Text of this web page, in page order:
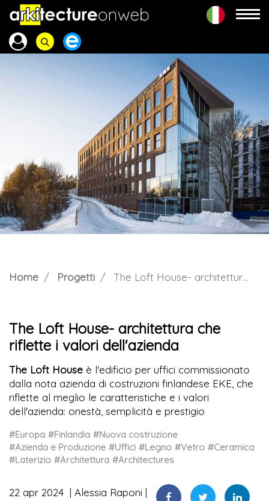
Home Progetti The Loft House- architettura che riflette i valori dell'azienda
The Loft House- architettura che
riflette i valori dell'azienda
The Loft House è l'edificio per uffici commissionato
dalla nota azienda di costruzioni finlandese EKE, che
riflette al meglio le caratteristiche e i valori
dell'azienda: onestà, semplicità e prestigio
#Europa #Finlandia #Nuova costruzione
#Azienda e Produzione #Uffici #Legno #Vetro #Ceramica
#Laterizio #Architettura #Architectures
22 apr 2024 Alessia Raponi